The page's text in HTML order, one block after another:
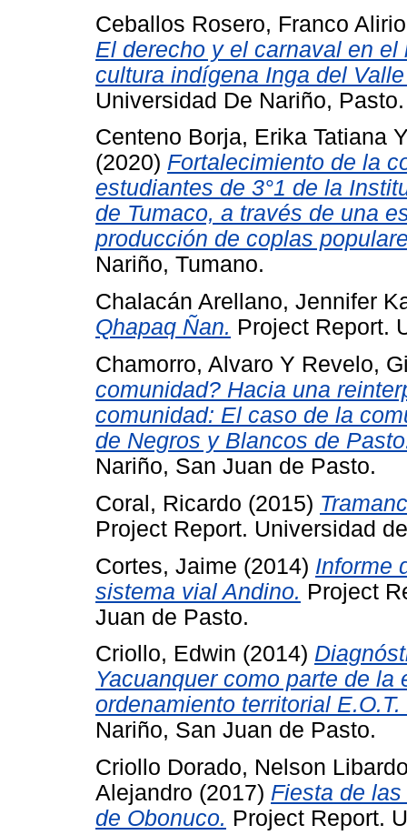
Ceballos Rosero, Franco Alirio
El derecho y el carnaval en
cultura indígena Inga del
Universidad De Nariño, Pasto.
Centeno Borja, Erika Tatiana
(2020) Fortalecimiento de la
estudiantes de 3°1 de la
de Tumaco, a través de una
producción de coplas
Nariño, Tumano.
Chalacán Arellano, Jennifer
Qhapaq Ñan. Project Report.
Chamorro, Alvaro Y Revelo,
comunidad? Hacia una
comunidad: El caso de la
de Negros y Blancos de
Nariño, San Juan de Pasto.
Coral, Ricardo (2015)
Project Report. Universidad
Cortes, Jaime (2014) Informe
sistema vial Andino. Project
Juan de Pasto.
Criollo, Edwin (2014)
Yacuanquer como parte de
ordenamiento territorial E.O.T.
Nariño, San Juan de Pasto.
Criollo Dorado, Nelson
Alejandro (2017) Fiesta de
de Obonuco. Project Report.